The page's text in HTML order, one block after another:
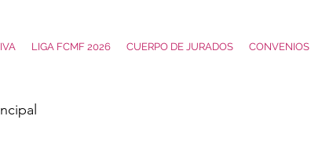
LIGA FCMF 2026 CUERPO DE JURADOS CONVENIOS